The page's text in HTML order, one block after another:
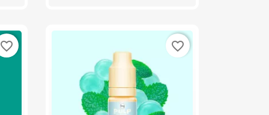
favorite_border favorite_border